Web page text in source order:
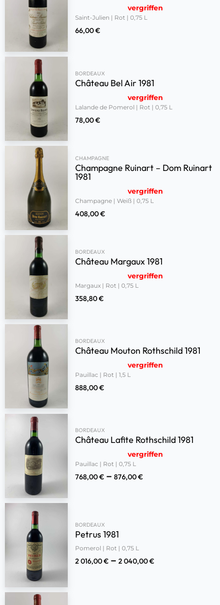
vergriffen
Saint-Julien | Rot | 0,75 L
66,00€
BORDEAUX
Château Bel Air 1981
vergriffen
Lalande de Pomerol | Rot | 0,75 L
78,00€
CHAMPAGNE
Champagne Ruinart – Dom Ruinart
1981
vergriffen
Champagne | Weiß | 0,75 L
408,00€
BORDEAUX
Château Margaux 1981
vergriffen
Margaux | Rot | 0,75 L
358,80€
BORDEAUX
Château Mouton Rothschild 1981
vergriffen
Pauillac | Rot | 1,5 L
888,00€
BORDEAUX
Château Lafite Rothschild 1981
vergriffen
Pauillac | Rot | 0,75 L
768,00€ –876,00€
BORDEAUX
Petrus 1981
Pomerol | Rot | 0,75 L
2 016,00€ –2 040,00€